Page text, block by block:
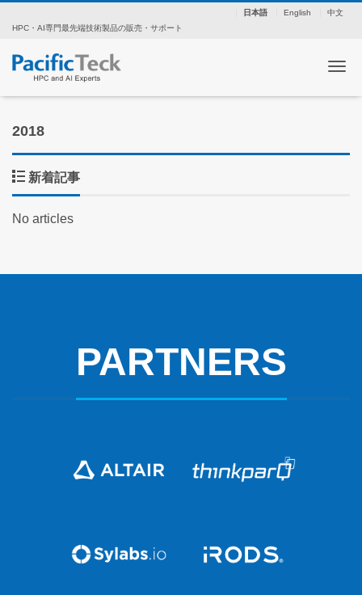
日本語 English
中文
HPC・AI専門最先端技術製品の販売・サポート
ナ
2018
新着記事
No articles
PARTNERS